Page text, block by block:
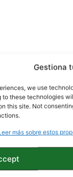
Gestiona
we use
to these technologies
this site. Not
más sobre estos